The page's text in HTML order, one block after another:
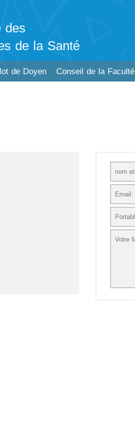
des
de la Santé
de Doyen Conseil de la Faculté